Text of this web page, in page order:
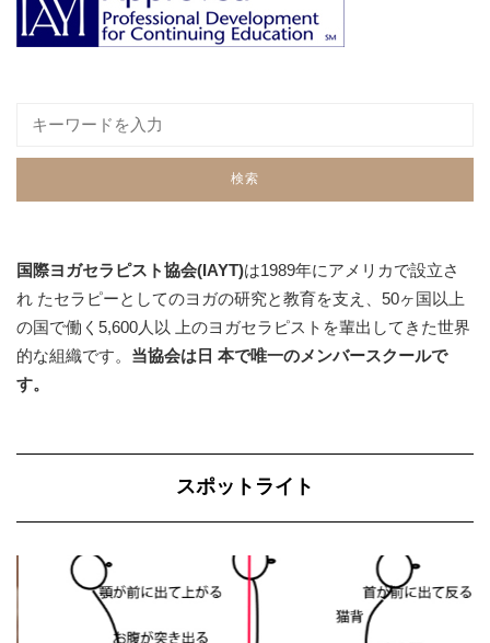
国際ヨガセラピスト協会(IAYT)は1989年にアメリカで設立さ
れ たセラピーとしてのヨガの研究と教育を支え、50ヶ国以上
の国で働く5,600人以 上のヨガセラピストを輩出してきた世界
的な組織です。 当協会は日 本で唯一のメンバースクールで
す。
スポットライト